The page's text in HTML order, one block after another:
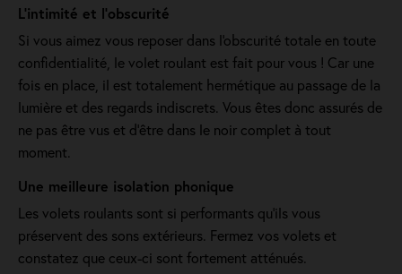
L’intimité et l’obscurité
Si vous aimez vous reposer dans l'obscurité totale en toute
confidentialité, le volet roulant est fait pour vous ! Car une
fois en place, il est totalement hermétique au passage de la
lumière et des regards indiscrets. Vous êtes donc assurés de
ne pas être vus et d’être dans le noir complet à tout
moment.
Une meilleure isolation phonique
Les volets roulants sont si performants qu’ils vous
préservent des sons extérieurs. Fermez vos volets et
constatez que ceux-ci sont fortement atténués.